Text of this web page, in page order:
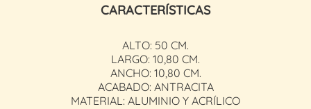
CARACTERÍSTICAS
ALTO: 50 CM.
LARGO: 10,80 CM.
ANCHO: 10,80 CM.
ACABADO: ANTRACITA
MATERIAL: ALUMINIO Y ACRÍLICO